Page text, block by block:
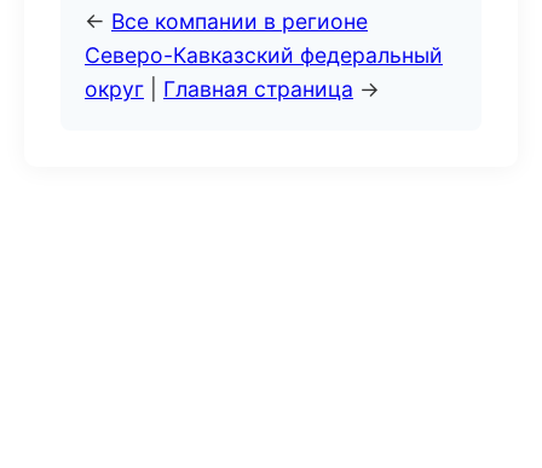
← Все компании в регионе
Северо-Кавказский федеральный
округ
Главная страница →